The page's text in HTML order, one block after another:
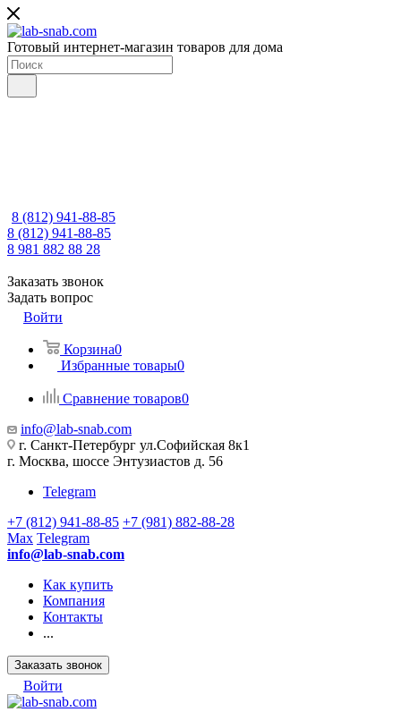
Готовый интернет-магазин товаров для дома
8 (812) 941-88-85
8 (812) 941-88-85
8 981 882 88 28
Заказать звонок
Задать вопрос
Войти
Корзина0
Избранные товары0
Сравнение товаров0
info@lab-snab.com
г. Санкт-Петербург ул.Софийская 8к1
г. Москва, шоссе Энтузиастов д. 56
Telegram
+7 (812) 941-88-85 +7 (981) 882-88-28
Max Telegram
info@lab-snab.com
Как купить
Компания
Контакты
...
Заказать звонок
Войти